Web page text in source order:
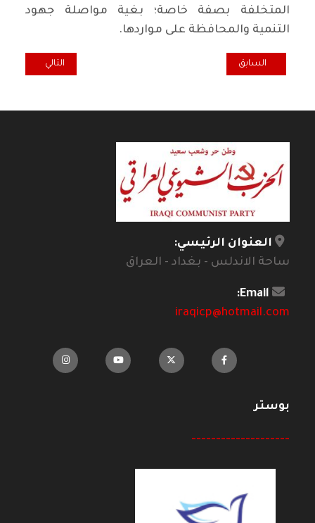
المتخلفة بصفة خاصة؛ بغية مواصلة جهود
التنمية والمحافظة على مواردها.
المقال السابق: أسئلة برؤية يسارية مستقبلية / مانفريد نورفات
السابق المقال التالي:
التالي
العنوان الرئيسي:
ساحة الاندلس - بغداد - العراق
Email:
iraqicp@hotmail.com
بوستر
--------------------